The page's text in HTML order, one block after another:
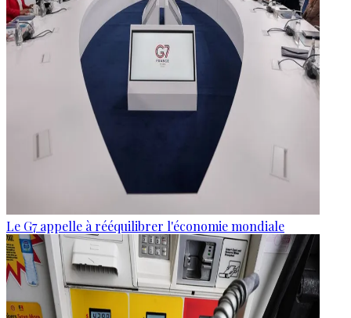
Le G7 appelle à rééquilibrer l'économie mondiale